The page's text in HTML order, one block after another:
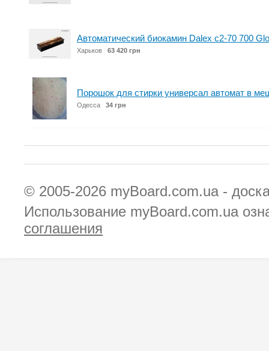
Автоматический биокамин Dalex c2-70 700
Харьков 63 420 грн
Порошок для стирки универсал автомат в
Одесса 34 грн
© 2005-2026 myBoard.com.ua -
Использование myBoard.com.ua
соглашения